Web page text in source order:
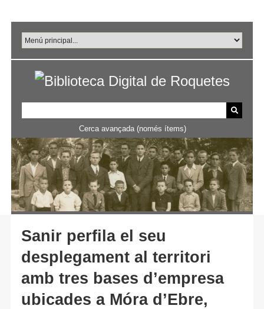
principal
Cerca avançada (només ítems)
Sanir perfila el seu
desplegament al territori
amb tres bases d’empresa
ubicades a Móra d’Ebre,